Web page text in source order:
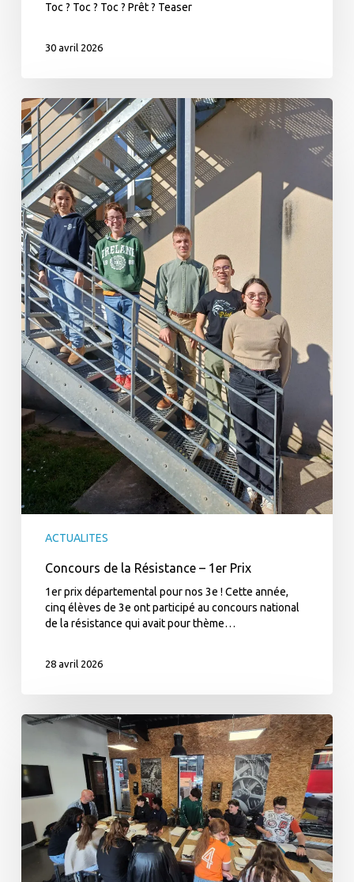
Toc ? Toc ? Toc ? Prêt ? Teaser
30 avril 2026
Concours
de
la
Résistance
–
1er
Prix
ACTUALITES
Concours de la Résistance – 1er Prix
1er prix départemental pour nos 3e ! Cette année,
cinq élèves de 3e ont participé au concours national
de la résistance qui avait pour thème…
28 avril 2026
Classe
–
4e